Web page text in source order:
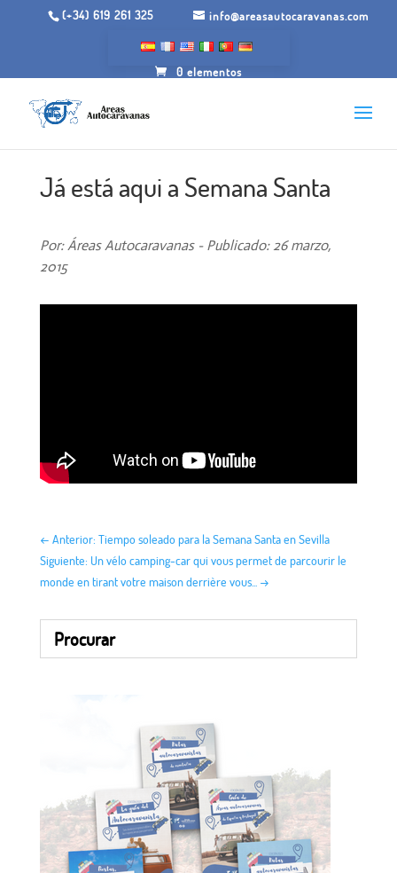
(+34) 619 261 325 info@areasautocaravanas.com
0 elementos
Já está aqui a Semana Santa
Por: Áreas Autocaravanas - Publicado: 26 marzo,
2015
← Anterior: Tiempo soleado para la Semana Santa en Sevilla
Siguiente: Un vélo camping-car qui vous permet de parcourir le
monde en tirant votre maison derrière vous... →